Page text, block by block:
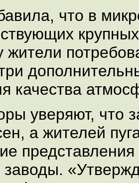
что в
жители
качества
уверяют, что
а жителей